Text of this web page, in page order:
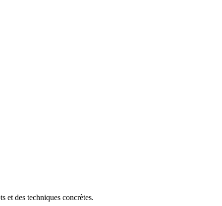
et des techniques concrètes.